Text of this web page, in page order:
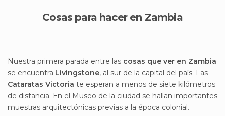
Cosas para hacer en Zambia
Nuestra primera parada entre las cosas que ver en Zambia
se encuentra Livingstone, al sur de la capital del país. Las
Cataratas Victoria te esperan a menos de siete kilómetros
de distancia. En el Museo de la ciudad se hallan importantes
muestras arquitectónicas previas a la época colonial.